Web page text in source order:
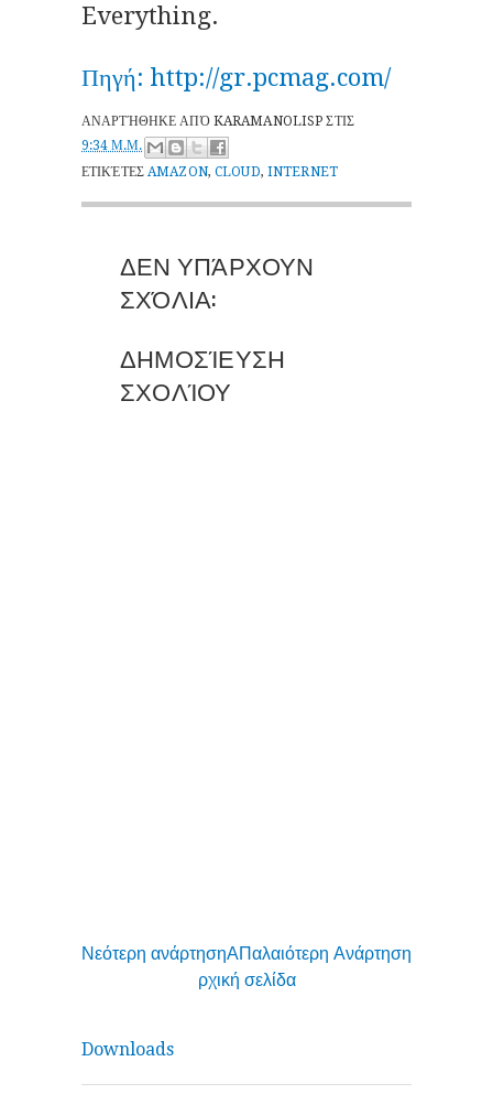
Everything.
Πηγή: http://gr.pcmag.com/
ΑΝΑΡΤΉΘΗΚΕ ΑΠΌ KARAMANOLISP ΣΤΙΣ
9:34 Μ.Μ.
ΕΤΙΚΈΤΕΣ AMAZON,CLOUD, INTERNET
ΔΕΝ ΥΠΆΡΧΟΥΝ
ΣΧΌΛΙΑ:
ΔΗΜΟΣΊΕΥΣΗ
ΣΧΟΛΊΟΥ
Νεότερη ανάρτηση Παλαιότερη Ανάρτηση
Α
ρχική σελίδα
Downloads